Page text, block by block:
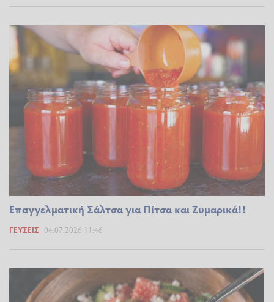
Επαγγελματική Σάλτσα για Πίτσα και Ζυμαρικά!!
ΓΕΎΣΕΙΣ 04.07.2026 11:46